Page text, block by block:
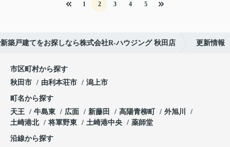
1 2 3 4 5
築戸建てをお探しなら株式会社R-ハウジング 秋田店 更新情報
市区町村から探す
秋田市
由利本荘市 潟上市
町名から探す
天王
牛島東 広面 新藤田 高陽青柳町
外旭川
土崎港北
将軍野東 土崎港中央 薬師堂
沿線から探す